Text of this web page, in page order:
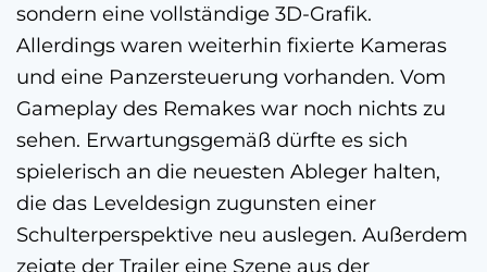
sondern eine vollständige 3D-Grafik.
Allerdings waren weiterhin fixierte Kameras
und eine Panzersteuerung vorhanden. Vom
Gameplay des Remakes war noch nichts zu
sehen. Erwartungsgemäß dürfte es sich
spielerisch an die neuesten Ableger halten,
die das Leveldesign zugunsten einer
Schulterperspektive neu auslegen. Außerdem
zeigte der Trailer eine Szene aus der